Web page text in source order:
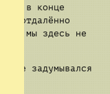
и в конце
отдалённо
что мы здесь не
не задумывался